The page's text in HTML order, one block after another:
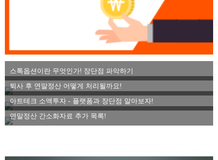
스톡옵션이란 무엇인가! 장단점 파악하기
퇴사 후 연말정산 어떻게 처리될까요!
아트테크 소액투자 - 플랫폼과 장단점 알아보자!
연말정산 간소화자료 추가 목록!